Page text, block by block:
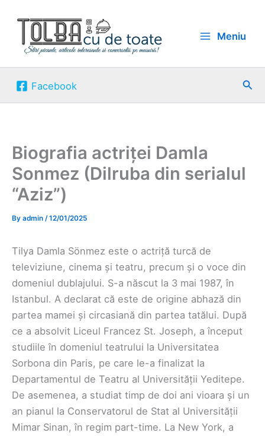
content
Meniu
Facebook
Biografia actriței Damla
Sonmez (Dilruba din serialul
“Aziz”)
By admin /12/01/2025
Tilya Damla Sönmez este o actriță turcă de
televiziune, cinema și teatru, precum și o voce din
domeniul dublajului. S-a născut la 3 mai 1987, în
Istanbul. A declarat că este de origine abhază din
partea mamei și circasiană din partea tatălui. După
ce a absolvit Liceul Francez St. Joseph, a început
studiile în domeniul teatrului la Universitatea
Sorbona din Paris, pe care le-a finalizat la
Departamentul de Teatru al Universității Yeditepe.
De asemenea, a studiat timp de doi ani vioara și un
an pianul la Conservatorul de Stat al Universității
Mimar Sinan, în regim part-time. La New York, a